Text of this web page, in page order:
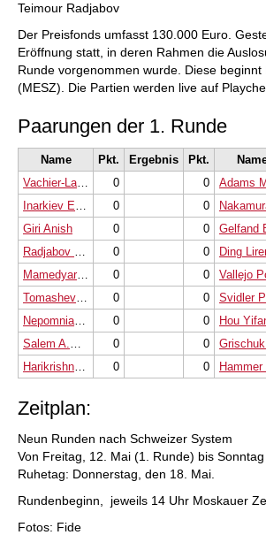
Teimour Radjabov
Der Preisfonds umfasst 130.000 Euro.
Eröffnung statt, in deren Rahmen die
Runde vorgenommen wurde. Diese
(MESZ). Die Partien werden live auf
Paarungen der 1. Runde
Name Pkt. Ergebnis Pkt.
Vachier-Lagrave Maxime
0 0
Inarkiev Ernesto
0 0
Giri Anish
0 0
Radjabov Teimour
0 0
Ding
Mamedyarov Shakhriyar
0 0
Tomashevsky Evgeny
0 0
Nepomniachtchi Ian
0 0
Hou
Salem A.R. Saleh
0 0
Harikrishna P.
0 0
Zeitplan:
Neun Runden nach Schweizer System
Von Freitag, 12. Mai (1. Runde) bis
Ruhetag: Donnerstag, den 18. Mai.
Rundenbeginn, jeweils 14 Uhr Moskauer
Fotos: Fide